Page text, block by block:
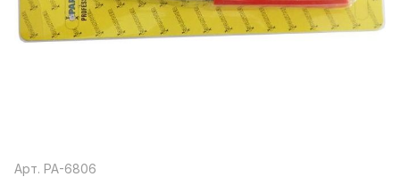
Арт. PA-6806